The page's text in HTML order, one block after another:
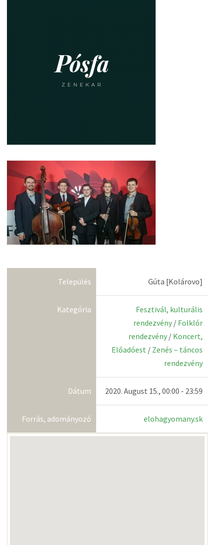
Település Gúta [Kolárovo]
Kategória
Fesztivál, kulturális
rendezvény / Folklór
rendezvény / Koncert,
Előadóest / Zenés – táncos
rendezvény
Dátum 2020. August 15., 00:00 - 23:59
Forrás, adományozó elohagyomany.sk